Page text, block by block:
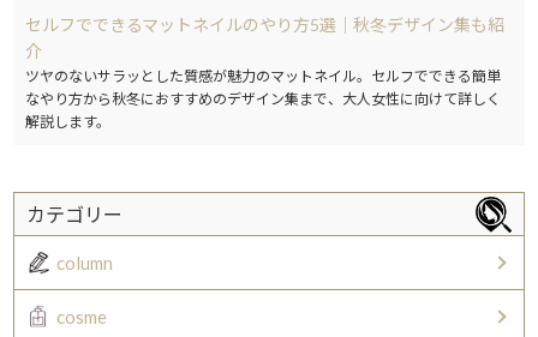
セルフでできるマットネイルのやり方5選｜秋冬デザイン集も紹
介
ツヤのないサラッとした質感が魅力のマットネイル。セルフでできる簡単
なやり方から秋冬におすすめのデザイン集まで、大人女性に向けて詳しく
解説します。
カテゴリー
column
cosme